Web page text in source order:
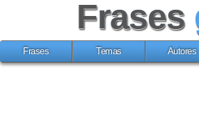
Frases
Frases Temas Autores